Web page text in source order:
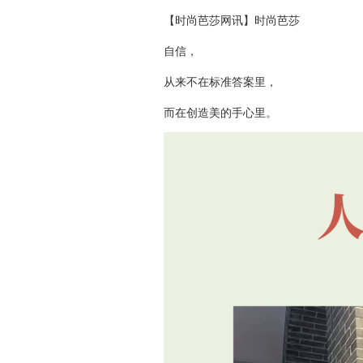
【时尚芭莎网讯】时尚芭莎
自信，
从来不在标准答案里，
而在创造美的手心里。